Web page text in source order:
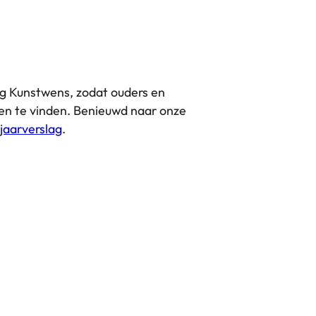
jaarverslag.